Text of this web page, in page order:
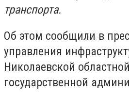
транспорта.
Об этом сообщили в
управления
Николаевской областной
государственной